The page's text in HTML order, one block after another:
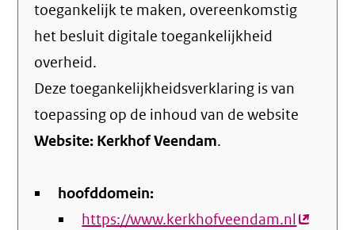
toegankelijk te maken, overeenkomstig
het besluit digitale toegankelijkheid
overheid.
Deze toegankelijkheidsverklaring is van
toepassing op de inhoud van de website
Website: Kerkhof Veendam.
hoofddomein:
https://www.kerkhofveendam.nl(externe